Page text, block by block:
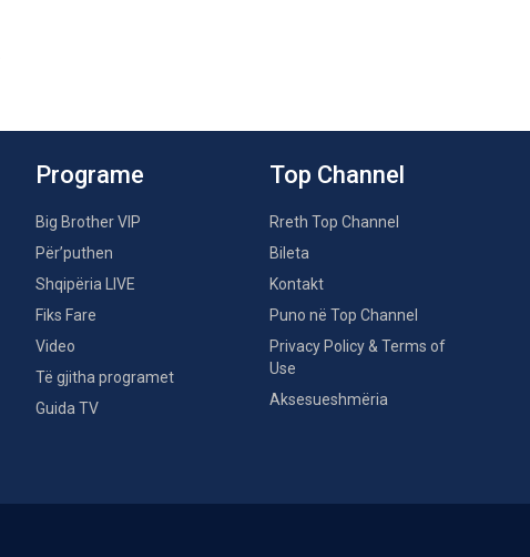
Programe
Big Brother VIP
Për’puthen
Shqipëria LIVE
Fiks Fare
Video
Të gjitha programet
Guida TV
Top Channel
Rreth Top Channel
Bileta
Kontakt
Puno në Top Channel
Privacy Policy & Terms of
Use
Aksesueshmëria